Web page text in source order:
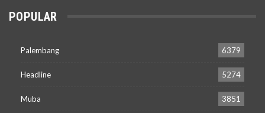
POPULAR
Palembang 6379
Headline 5274
Muba 3851